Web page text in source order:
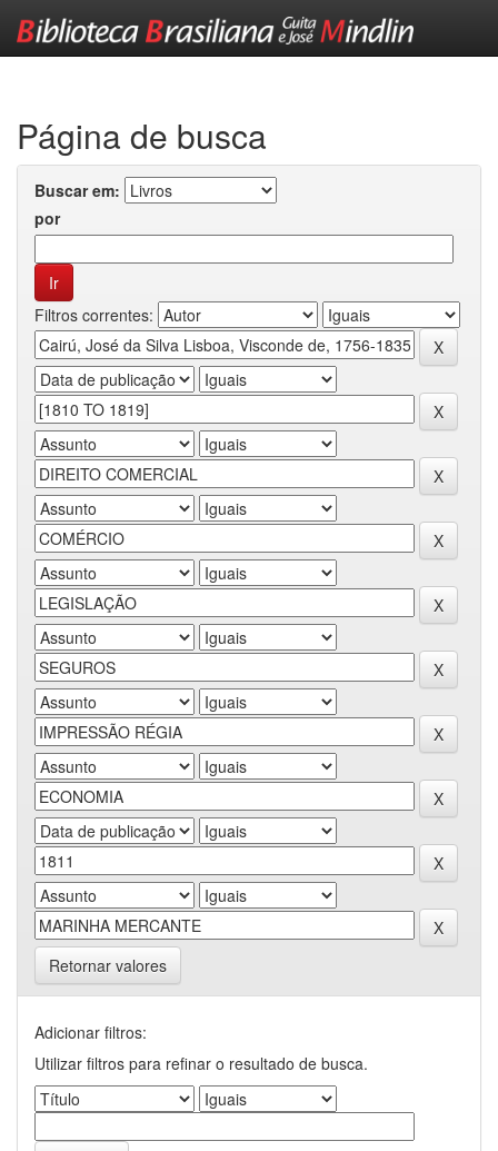
Página de busca
Buscar em:
por
Filtros correntes:
Retornar valores
Adicionar filtros:
Utilizar filtros para refinar o resultado de busca.